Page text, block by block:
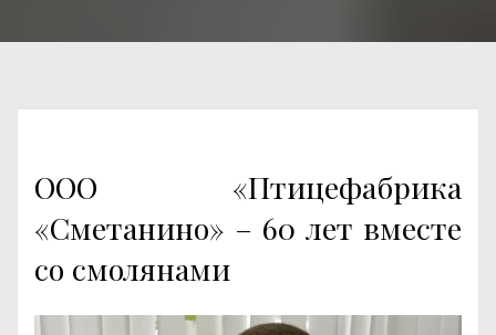
ООО «Птицефабрика
«Сметанино» – 60 лет вместе
со смолянами